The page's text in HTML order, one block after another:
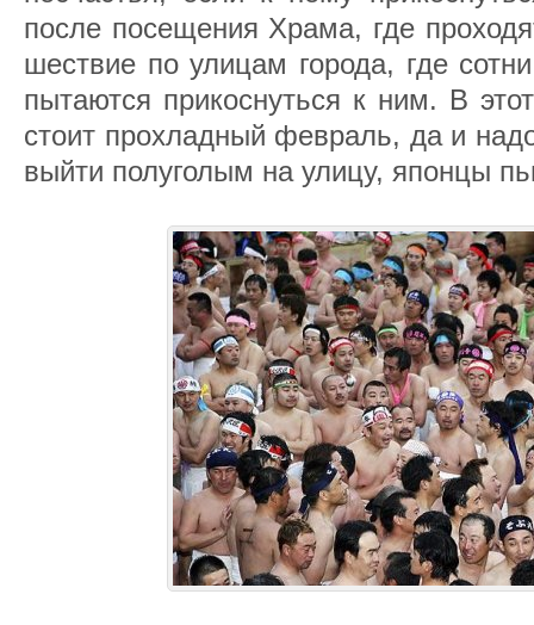
после посещения Храма, где
шествие по улицам города, где
пытаются прикоснуться к ним. В
стоит прохладный февраль, да и
выйти полуголым на улицу, японцы